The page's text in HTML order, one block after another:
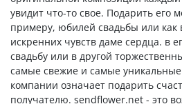
увидит что-то свое. Подарить его
примеру, юбилей свадьбы или как
искренних чувств даме сердца. в
свадьбу или в другой
самые свежие и самые
компании означает подарить
получателю. sendflower.net - это